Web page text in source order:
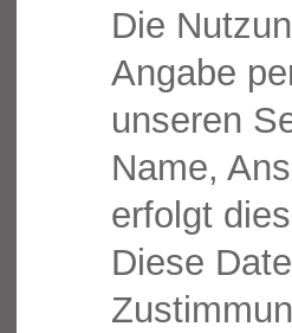
Die
Angabe
unseren
Name,
erfolgt
Diese